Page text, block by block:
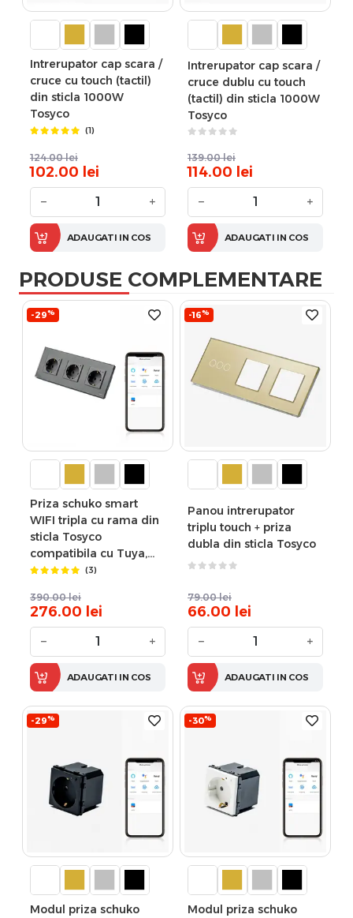
Intrerupator cap scara /
cruce cu touch (tactil)
din sticla 1000W
Tosyco
(1)
124.00 lei
102.00 lei
− +
ADAUGATI IN COS
Intrerupator cap scara /
cruce dublu cu touch
(tactil) din sticla 1000W
Tosyco
139.00 lei
114.00 lei
− +
ADAUGATI IN COS
PRODUSE COMPLEMENTARE
-29%
Priza schuko smart
WIFI tripla cu rama din
sticla Tosyco
compatibila cu Tuya,
Google Home, Amazon
(3)
390.00 lei
276.00 lei
− +
ADAUGATI IN COS
-16%
Panou intrerupator
triplu touch + priza
dubla din sticla Tosyco
79.00 lei
66.00 lei
− +
ADAUGATI IN COS
-29%
Modul priza schuko
-30%
Modul priza schuko